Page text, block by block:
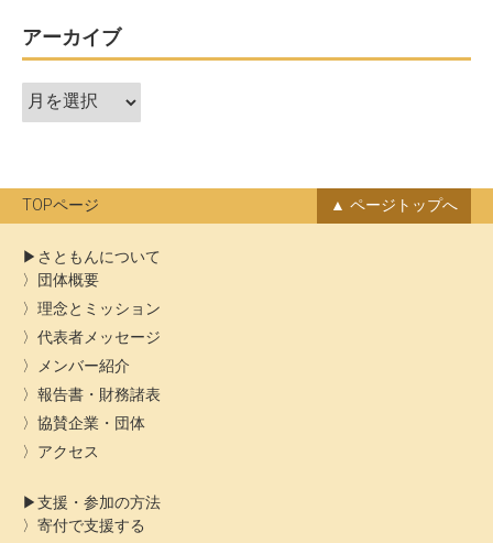
ー
シ
ョ
アーカイブ
ア
ー
ブ
TOPページ ページトップへ
さともんについて
団体概要
理念とミッション
代表者メッセージ
メンバー紹介
報告書・財務諸表
協賛企業・団体
アクセス
支援・参加の方法
寄付で支援する